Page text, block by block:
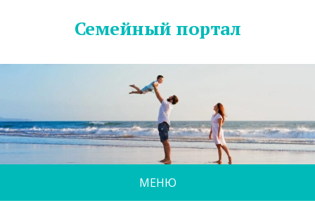
Семейный портал
МЕНЮ